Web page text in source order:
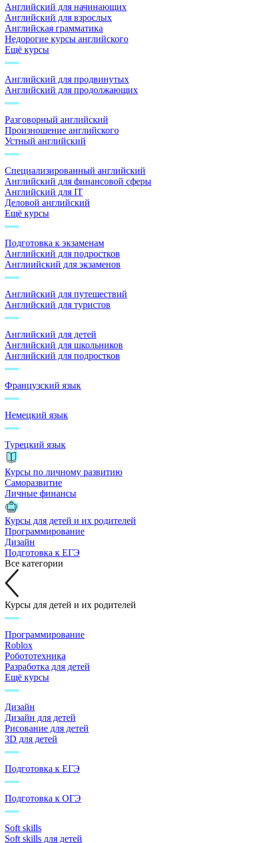
Английский для начинающих
Английский для взрослых
Английская грамматика
Недорогие курсы английского
Ещё курсы
Английский для продвинутых
Английский для продолжающих
Разговорный английский
Произношение английского
Устный английский
Специализированный английский
Английский для финансовой сферы
Английский для IT
Деловой английский
Ещё курсы
Подготовка к экзаменам
Английский для подростков
Англиийский для экзаменов
Английский для путешествий
Английский для туристов
Английский для детей
Английский для школьников
Английский для подростков
Французский язык
Немецкий язык
Турецкий язык
Курсы по личному развитию
Саморазвитие
Личные финансы
Курсы для детей и их родителей
Программирование
Дизайн
Подготовка к ЕГЭ
Все категории
Курсы для детей и их родителей
Программирование
Roblox
Робототехника
Разработка для детей
Ещё курсы
Дизайн
Дизайн для детей
Рисование для детей
3D для детей
Подготовка к ЕГЭ
Подготовка к ОГЭ
Soft skills
Soft skills для детей